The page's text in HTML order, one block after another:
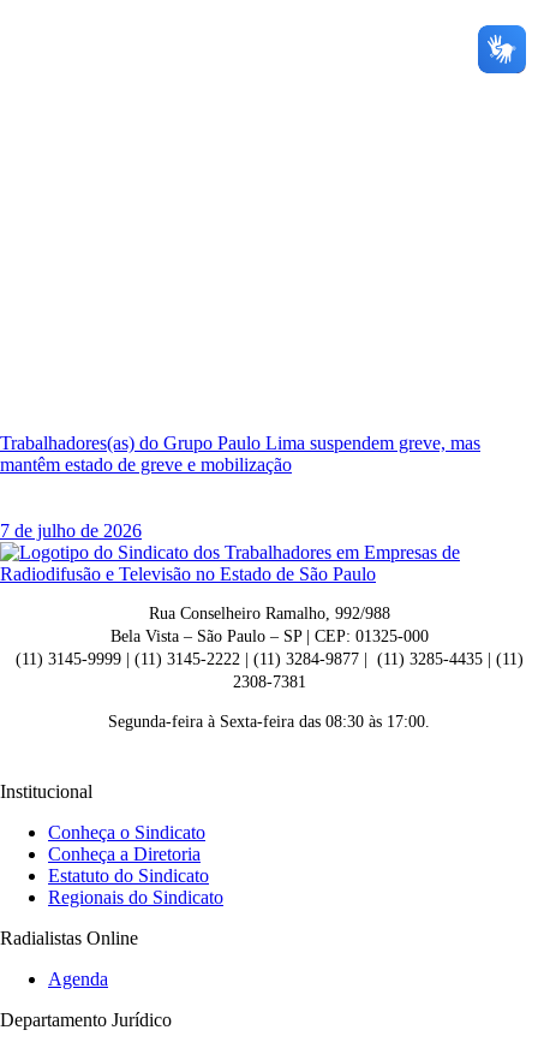
Trabalhadores(as) do Grupo Paulo Lima suspendem greve, mas
mantêm estado de greve e mobilização
7 de julho de 2026
Rua Conselheiro Ramalho, 992/988
Bela Vista – São Paulo – SP | CEP: 01325-000
(11) 3145-9999 | (11) 3145-2222 | (11) 3284-9877 | (11) 3285-4435 | (11)
2308-7381
Segunda-feira à Sexta-feira das 08:30 às 17:00.
Institucional
Conheça o Sindicato
Conheça a Diretoria
Estatuto do Sindicato
Regionais do Sindicato
Radialistas Online
Agenda
Departamento Jurídico